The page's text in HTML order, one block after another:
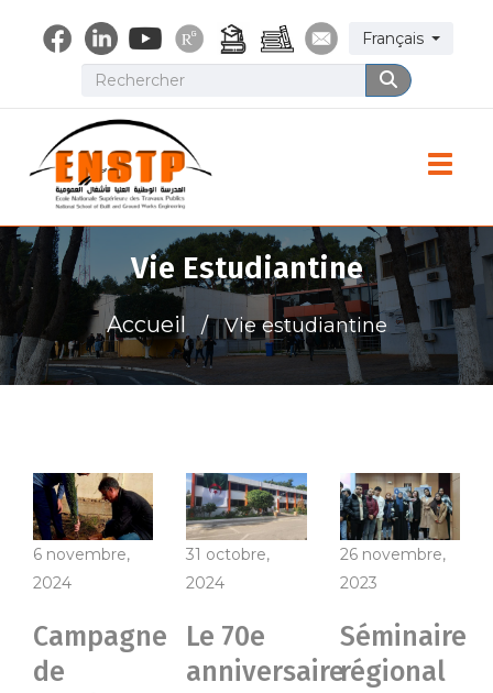
Select your
Français
Rechercher
Vie Estudiantine
Accueil Vie estudiantine
6 novembre,
2024
Campagne
de
31 octobre,
2024
Le 70e
anniversaire
26 novembre,
2023
Séminaire
régional